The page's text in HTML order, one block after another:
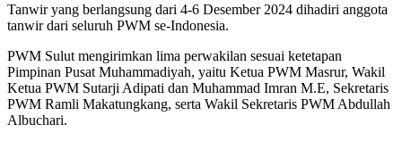
Tanwir yang berlangsung dari 4-6 Desember 2024 dihadiri anggota
tanwir dari seluruh PWM se-Indonesia.
PWM Sulut mengirimkan lima perwakilan sesuai ketetapan
Pimpinan Pusat Muhammadiyah, yaitu Ketua PWM Masrur, Wakil
Ketua PWM Sutarji Adipati dan Muhammad Imran M.E, Sekretaris
PWM Ramli Makatungkang, serta Wakil Sekretaris PWM Abdullah
Albuchari.